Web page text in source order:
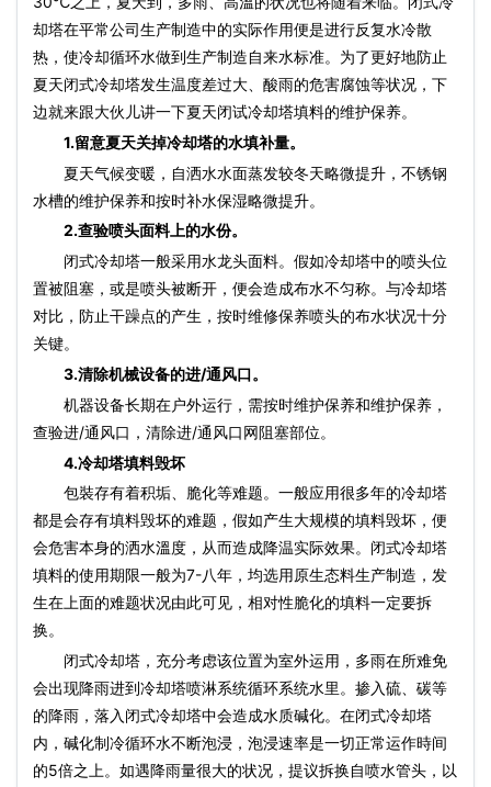
却塔在平常公司生产制造中的实际作用便是进行反复水冷散
热，使冷却循环水做到生产制造自来水标准。为了更好地防止
夏天闭式冷却塔发生温度差过大、酸雨的危害腐蚀等状况，下
边就来跟大伙儿讲一下夏天闭试冷却塔填料的维护保养。
1.留意夏天关掉冷却塔的水填补量。
夏天气候变暖，自洒水水面蒸发较冬天略微提升，不锈钢
水槽的维护保养和按时补水保湿略微提升。
2.查验喷头面料上的水份。
闭式冷却塔一般采用水龙头面料。假如冷却塔中的喷头位
置被阻塞，或是喷头被断开，便会造成布水不匀称。与冷却塔
对比，防止干躁点的产生，按时维修保养喷头的布水状况十分
关键。
3.清除机械设备的进/通风口。
机器设备长期在户外运行，需按时维护保养和维护保养，
查验进/通风口，清除进/通风口网阻塞部位。
4.冷却塔填料毁坏
包裝存有着积垢、脆化等难题。一般应用很多年的冷却塔
都是会存有填料毁坏的难题，假如产生大规模的填料毁坏，便
会危害本身的洒水溫度，从而造成降温实际效果。闭式冷却塔
填料的使用期限一般为7-八年，均选用原生态料生产制造，发
生在上面的难题状况由此可见，相对性脆化的填料一定要拆
换。
闭式冷却塔 ，充分考虑该位置为室外运用，多雨在所难免
会出现降雨进到冷却塔喷淋系统循环系统水里。掺入硫、碳等
的降雨，落入 闭式冷却塔中会造成水质碱化。在闭式冷却塔
内，碱化制冷循环水不断泡浸，泡浸速率是一切正常运作時间
的5倍之上。如遇降雨量很大的状况，提议拆换自喷水管头，以